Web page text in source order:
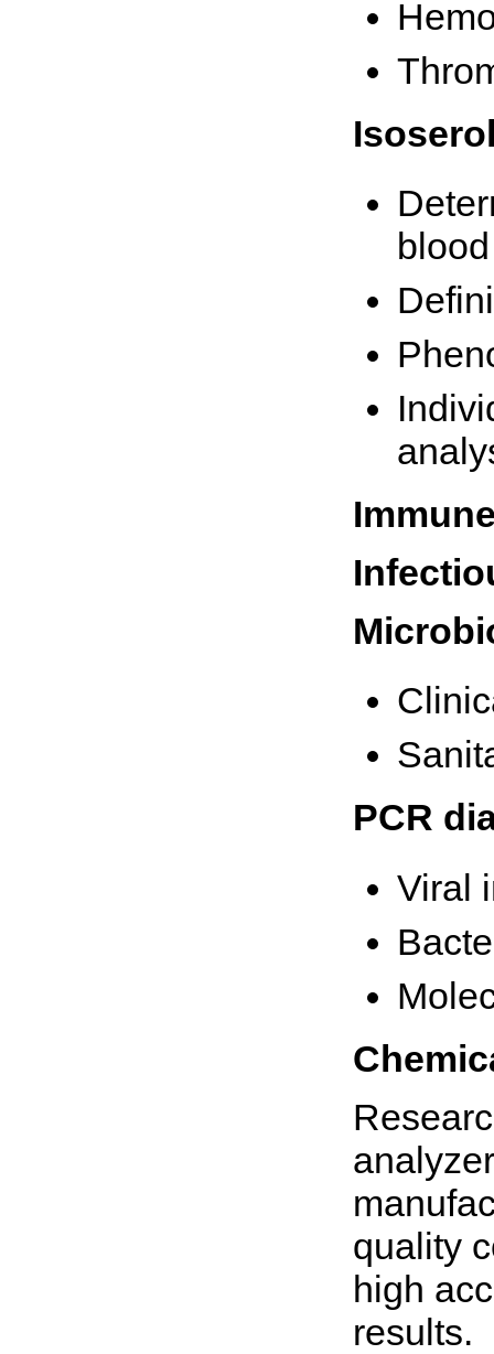
PCR
Viral
quality
high
results.